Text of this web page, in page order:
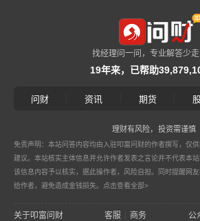
找经理问一问，专业解答少
19年来，已帮助
问财 资讯 期货
理财有风险，投资需谨慎
免责声明：本站问答内容均由入驻叩富问财的作者撰写，仅
建议。本站核实主体信息并允许作者发表之言论并不代表本
该信息内容予以核实，据此操作者，风险自担。同时提醒网
给作者，避免造成金钱损失。 点击查看全部>
关于叩富问财 客服 商务 公